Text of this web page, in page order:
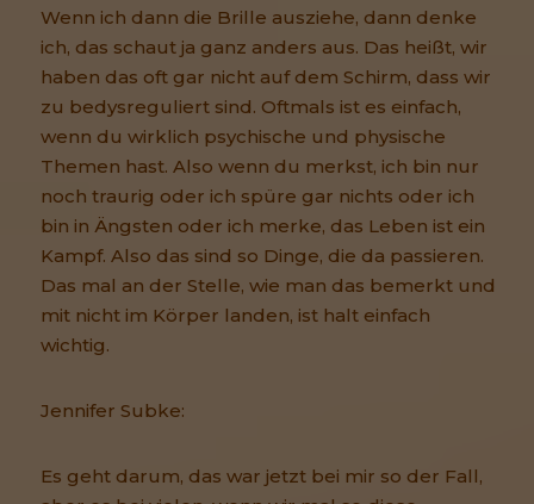
Wenn ich dann die Brille ausziehe, dann denke
ich, das schaut ja ganz anders aus. Das heißt, wir
haben das oft gar nicht auf dem Schirm, dass wir
zu bedysreguliert sind. Oftmals ist es einfach,
wenn du wirklich psychische und physische
Themen hast. Also wenn du merkst, ich bin nur
noch traurig oder ich spüre gar nichts oder ich
bin in Ängsten oder ich merke, das Leben ist ein
Kampf. Also das sind so Dinge, die da passieren.
Das mal an der Stelle, wie man das bemerkt und
mit nicht im Körper landen, ist halt einfach
wichtig.
Jennifer Subke:
Es geht darum, das war jetzt bei mir so der Fall,